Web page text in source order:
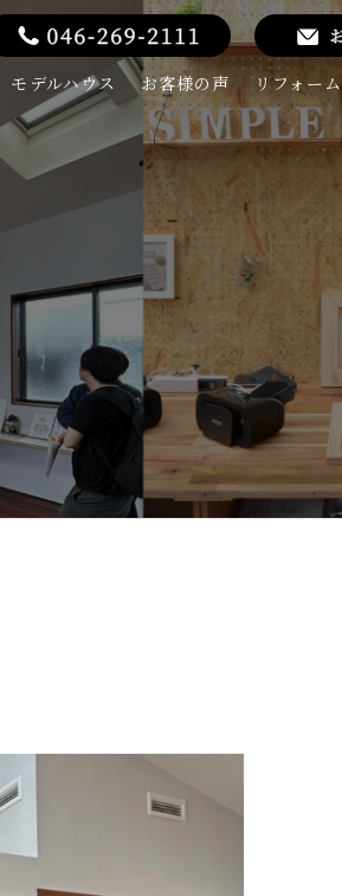
モデルハウス お客様の声 リフォーム